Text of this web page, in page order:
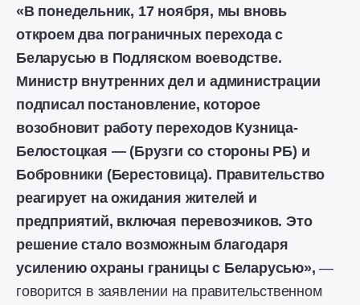
«В понедельник, 17 ноября, мы вновь
откроем два пограничных перехода с
Беларусью в Подляском воеводстве.
Министр внутренних дел и администрации
подписал постановление, которое
возобновит работу переходов Кузница-
Белостоцкая — (Брузги со стороны РБ) и
Бобровники (Берестовица). Правительство
реагирует на ожидания жителей и
предприятий, включая перевозчиков. Это
решение стало возможным благодаря
усилению охраны границы с Беларусью»,—
говорится в заявлении на правительственном